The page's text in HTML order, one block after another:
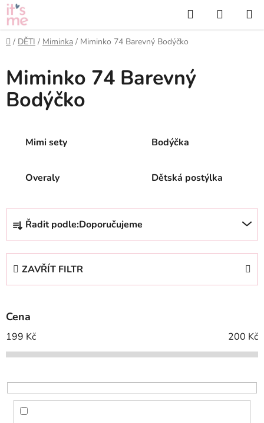
Přejít
na
obsah
Hledat
KOŠÍK
Domů
/ DĚTI / Miminka / Miminko 74 Barevný Bodýčko
Miminko 74 Barevný
Bodýčko
Mimi sety Bodýčka
Overaly Dětská postýlka
Ř
z
p
r
o
d
k
t
Řadit podle:Doporučujeme
ZAVŘÍT FILTR
Cena
199 Kč 200 Kč